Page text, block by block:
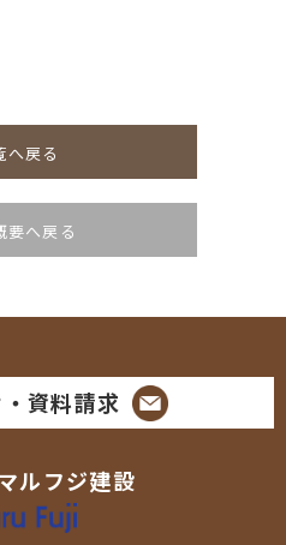
へ戻る
要へ戻る
資料請求
ルフジ建設